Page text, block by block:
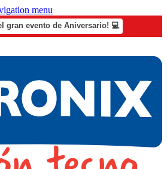
menu
gran evento de Aniversario! 💻